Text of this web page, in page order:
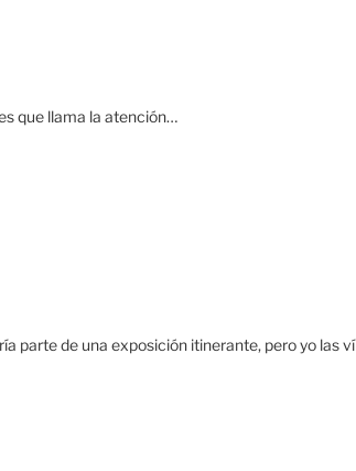
que llama la atención…
parte de una exposición itinerante, pero yo las ví